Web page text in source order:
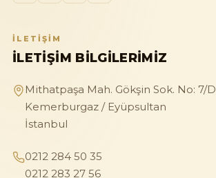
İLETIŞIM
İLETIŞIM BILGILERIMIZ
Mithatpaşa Mah. Gökşin Sok. No: 7/D
Kemerburgaz / Eyüpsultan
İstanbul
0212 284 50 35
0212 283 27 56